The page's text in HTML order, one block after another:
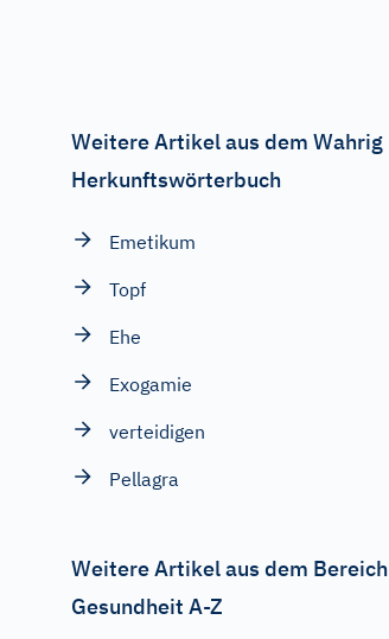
Weitere Artikel aus dem Wahrig
Herkunftswörterbuch
Emetikum
Topf
Ehe
Exogamie
verteidigen
Pellagra
Weitere Artikel aus dem Bereich
Gesundheit A-Z